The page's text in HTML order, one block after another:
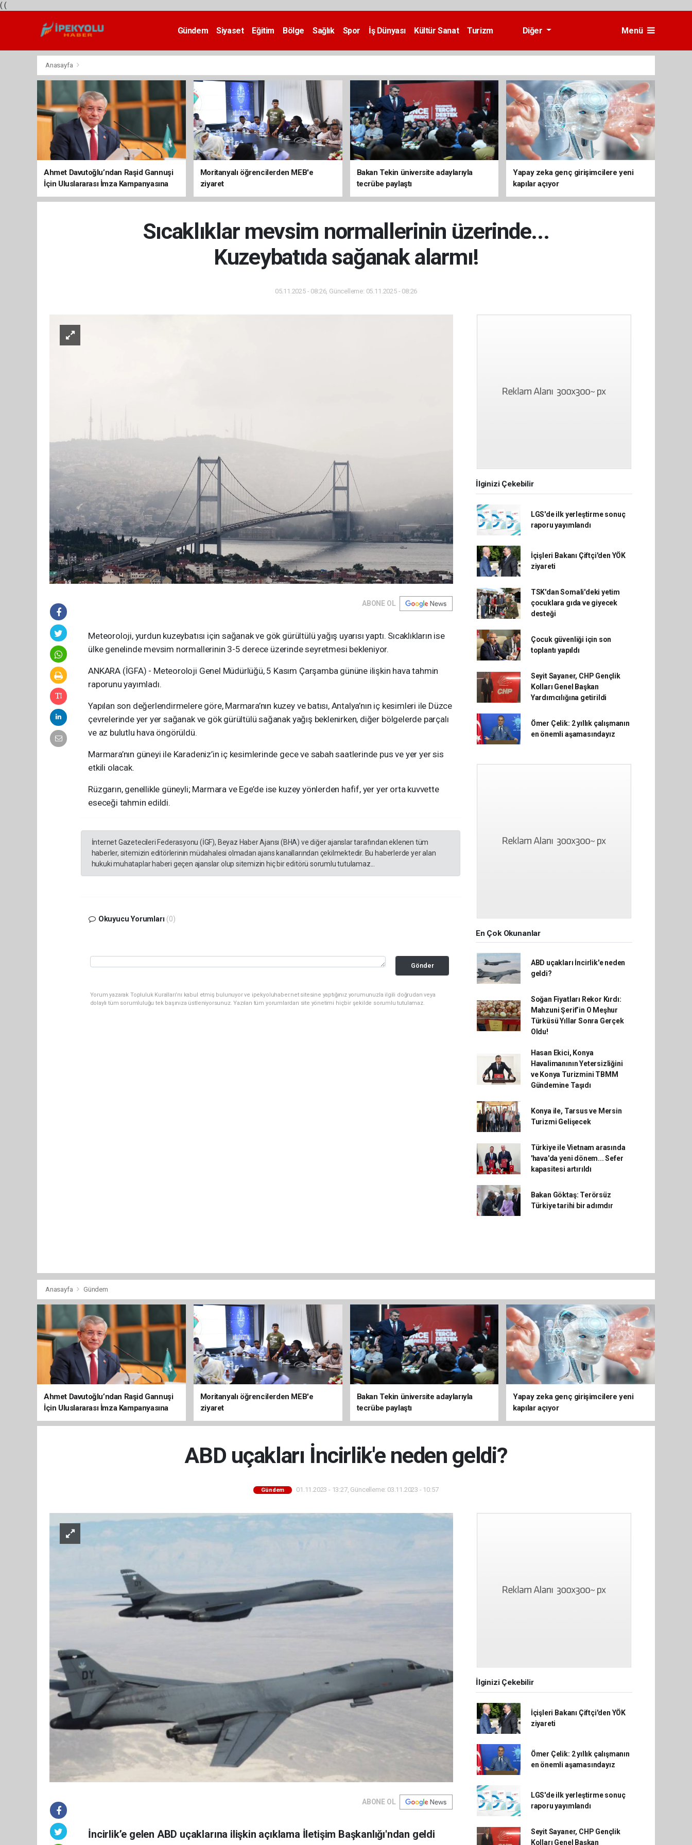
( (
Gündem Siyaset Eğitim Bölge Sağlık Spor İş Dünyası Kültür Sanat
Turizm
Diğer Menü
Anasayfa
Ahmet Davutoğlu’ndan Raşid Gannuşi
İçin Uluslararası İmza Kampanyasına
Destek
Moritanyalı öğrencilerden MEB'e
ziyaret
Bakan Tekin üniversite adaylarıyla
tecrübe paylaştı
Yapay zeka genç girişimcilere yeni
kapılar açıyor
Sıcaklıklar mevsim normallerinin üzerinde...
Kuzeybatıda sağanak alarmı!
05.11.2025 - 08:26, Güncelleme: 05.11.2025 - 08:26
ABONE OL
Meteoroloji, yurdun kuzeybatısı için sağanak ve gök gürültülü yağış uyarısı yaptı. Sıcaklıkların ise
ülke genelinde mevsim normallerinin 3-5 derece üzerinde seyretmesi bekleniyor.
ANKARA (İGFA) - Meteoroloji Genel Müdürlüğü, 5 Kasım Çarşamba gününe ilişkin hava tahmin
raporunu yayımladı.
Yapılan son değerlendirmelere göre, Marmara’nın kuzey ve batısı, Antalya’nın iç kesimleri ile Düzce
çevrelerinde yer yer sağanak ve gök gürültülü sağanak yağış beklenirken, diğer bölgelerde parçalı
ve az bulutlu hava öngörüldü.
Marmara’nın güneyi ile Karadeniz’in iç kesimlerinde gece ve sabah saatlerinde pus ve yer yer sis
etkili olacak.
Rüzgarın, genellikle güneyli; Marmara ve Ege’de ise kuzey yönlerden hafif, yer yer orta kuvvette
eseceği tahmin edildi.
İnternet Gazetecileri Federasyonu (İGF), Beyaz Haber Ajansı (BHA) ve diğer ajanslar tarafından eklenen tüm
haberler, sitemizin editörlerinin müdahalesi olmadan ajans kanallarından çekilmektedir. Bu haberlerde yer alan
hukuki muhataplar haberi geçen ajanslar olup sitemizin hiç bir editörü sorumlu tutulamaz...
Okuyucu Yorumları (0)
Gönder
Yorum yazarak Topluluk Kuralları’nı kabul etmiş bulunuyor ve ipekyoluhaber.net sitesine yaptığınız yorumunuzla ilgili doğrudan veya
dolaylı tüm sorumluluğu tek başınıza üstleniyorsunuz. Yazılan tüm yorumlardan site yönetimi hiçbir şekilde sorumlu tutulamaz.
İlginizi Çekebilir
LGS'de ilk yerleştirme sonuç
raporu yayımlandı
İçişleri Bakanı Çiftçi'den YÖK
ziyareti
TSK'dan Somali'deki yetim
çocuklara gıda ve giyecek
desteği
Çocuk güvenliği için son
toplantı yapıldı
Seyit Sayaner, CHP Gençlik
Kolları Genel Başkan
Yardımcılığına getirildi
Ömer Çelik: 2 yıllık çalışmanın
en önemli aşamasındayız
En Çok Okunanlar
ABD uçakları İncirlik'e neden
geldi?
Soğan Fiyatları Rekor Kırdı:
Mahzuni Şerif’in O Meşhur
Türküsü Yıllar Sonra Gerçek
Oldu!
Hasan Ekici, Konya
Havalimanının Yetersizliğini
ve Konya Turizmini TBMM
Gündemine Taşıdı
Konya ile, Tarsus ve Mersin
Turizmi Gelişecek
Türkiye ile Vietnam arasında
'hava'da yeni dönem... Sefer
kapasitesi artırıldı
Bakan Göktaş: Terörsüz
Türkiye tarihi bir adımdır
Anasayfa Gündem
Ahmet Davutoğlu’ndan Raşid Gannuşi
İçin Uluslararası İmza Kampanyasına
Destek
Moritanyalı öğrencilerden MEB'e
ziyaret
Bakan Tekin üniversite adaylarıyla
tecrübe paylaştı
Yapay zeka genç girişimcilere yeni
kapılar açıyor
ABD uçakları İncirlik'e neden geldi?
Gündem 01.11.2023 - 13:27, Güncelleme: 03.11.2023 - 10:57
ABONE OL
İncirlik’e gelen ABD uçaklarına ilişkin açıklama İletişim Başkanlığı'ndan geldi
İlginizi Çekebilir
İçişleri Bakanı Çiftçi'den YÖK
ziyareti
Ömer Çelik: 2 yıllık çalışmanın
en önemli aşamasındayız
LGS'de ilk yerleştirme sonuç
raporu yayımlandı
Seyit Sayaner, CHP Gençlik
Kolları Genel Başkan